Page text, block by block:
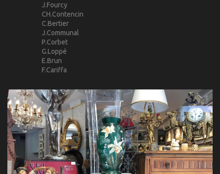
J.Fourcy
CH.Contencin
C.Bertier
J.Communal
P.Corbet
G.Loppé
E.Brun
F.Cariffa